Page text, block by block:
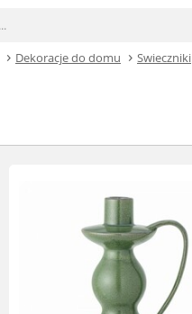
Dekoracje do domu Świeczniki